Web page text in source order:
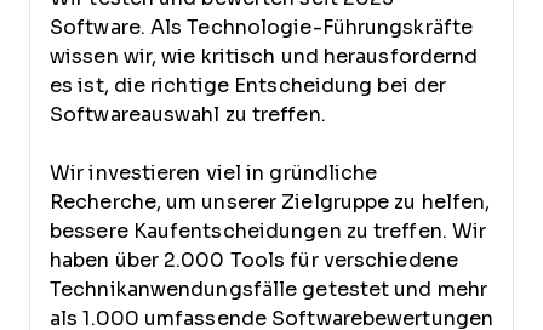
Software. Als Technologie-Führungskräfte
wissen wir, wie kritisch und herausfordernd
es ist, die richtige Entscheidung bei der
Softwareauswahl zu treffen.
Wir investieren viel in gründliche
Recherche, um unserer Zielgruppe zu helfen,
bessere Kaufentscheidungen zu treffen. Wir
haben über 2.000 Tools für verschiedene
Technikanwendungsfälle getestet und mehr
als 1.000 umfassende Softwarebewertungen